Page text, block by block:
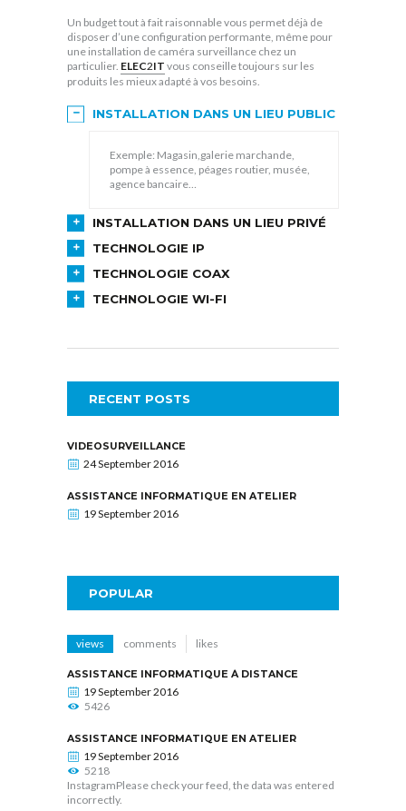
Un budget tout à fait raisonnable vous permet déjà de
disposer d’une configuration performante, même pour
une installation de caméra surveillance chez un
particulier. ELEC2IT vous conseille toujours sur les
produits les mieux adapté à vos besoins.
INSTALLATION DANS UN LIEU PUBLIC
Exemple: Magasin,galerie marchande,
pompe à essence, péages routier, musée,
agence bancaire…
INSTALLATION DANS UN LIEU PRIVÉ
TECHNOLOGIE IP
TECHNOLOGIE COAX
TECHNOLOGIE WI-FI
RECENT POSTS
VIDEOSURVEILLANCE
24 September 2016
ASSISTANCE INFORMATIQUE EN ATELIER
19 September 2016
POPULAR
views comments likes
ASSISTANCE INFORMATIQUE À DISTANCE
19 September 2016
5426
ASSISTANCE INFORMATIQUE EN ATELIER
19 September 2016
5218
InstagramPlease check your feed, the data was entered
incorrectly.